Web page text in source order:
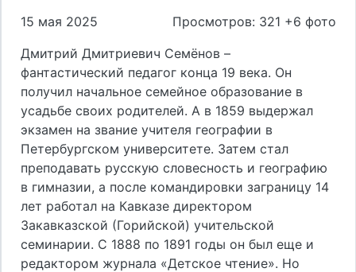
15 мая 2025
Просмотров: 321 +6 фото
Дмитрий Дмитриевич Семёнов –
фантастический педагог конца 19 века. Он
получил начальное семейное образование в
усадьбе своих родителей. А в 1859 выдержал
экзамен на звание учителя географии в
Петербургском университете. Затем стал
преподавать русскую словесность и географию
в гимназии, а после командировки заграницу 14
лет работал на Кавказе директором
Закавказской (Горийской) учительской
семинарии. С 1888 по 1891 годы он был еще и
редактором журнала «Детское чтение». Но